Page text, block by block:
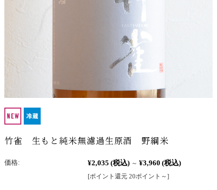
竹雀 生もと純米無濾過生原酒 野綱米
価格: ¥2,035 (税込) ～ ¥3,960 (税込)
[ポイント還元 20ポイント～]